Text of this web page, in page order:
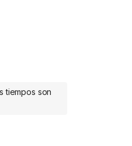
tiempos son